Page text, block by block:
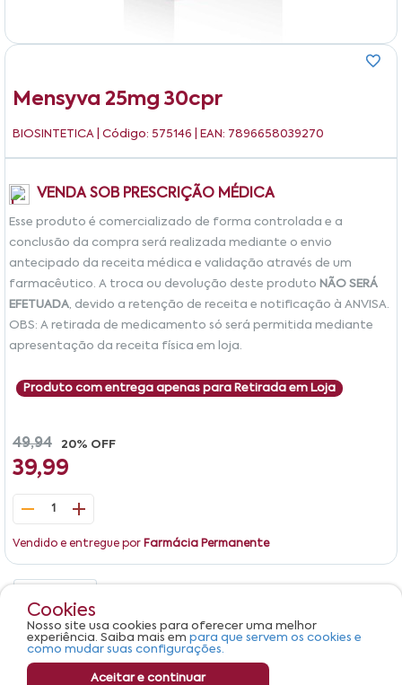
Mensyva 25mg 30cpr
BIOSINTETICA | Código: 575146 | EAN: 7896658039270
VENDA SOB PRESCRIÇÃO MÉDICA
Esse produto é comercializado de forma controlada e a
conclusão da compra será realizada mediante o envio
antecipado da receita médica e validação através de um
farmacêutico. A troca ou devolução deste produto NÃO SERÁ
EFETUADA, devido a retenção de receita e notificação à ANVISA.
OBS: A retirada de medicamento só será permitida mediante
apresentação da receita física em loja.
Produto com entrega apenas para Retirada em Loja
49,94 20% OFF
39,99
1
Vendido e entregue por Farmácia Permanente
Produto não apresenta descrição.
Cookies
Nosso site usa cookies para oferecer uma melhor
experiência. Saiba mais em para que servem os cookies e
como mudar suas configurações.
Aceitar e continuar